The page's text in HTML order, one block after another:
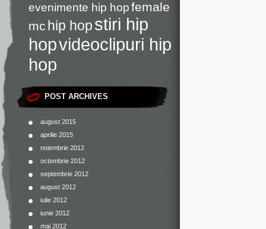
evenimente hip hopfemale
mc hip hopstiri hip
hopvideoclipuri hip
hop
POST ARCHIVES
august 2015
aprilie 2015
noiembrie 2012
octombrie 2012
septembrie 2012
august 2012
iulie 2012
iunie 2012
mai 2012